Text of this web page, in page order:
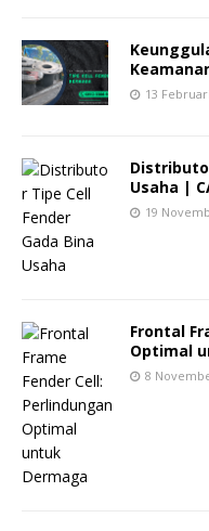
13
Usaha |
19
Frontal
Optimal
8